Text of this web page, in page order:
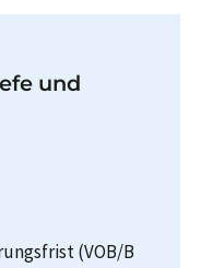
und
(VOB/B